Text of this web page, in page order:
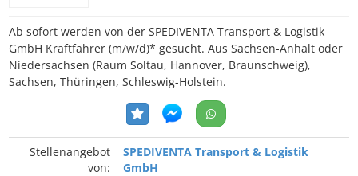
Ab sofort werden von der SPEDIVENTA Transport & Logistik
GmbH Kraftfahrer (m/w/d)* gesucht. Aus Sachsen-Anhalt oder
Niedersachsen (Raum Soltau, Hannover, Braunschweig),
Sachsen, Thüringen, Schleswig-Holstein.
Stellenangebot
von:
SPEDIVENTA Transport & Logistik
GmbH